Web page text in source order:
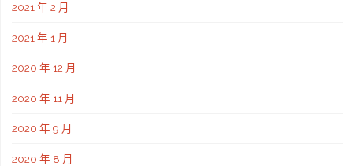
2021 年 2 月
2021 年 1 月
2020 年 12 月
2020 年 11 月
2020 年 9 月
2020 年 8 月